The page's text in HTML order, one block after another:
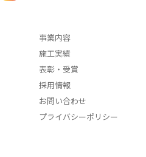
事業内容
施工実績
表彰・受賞
採用情報
お問い合わせ
プライバシーポリシー